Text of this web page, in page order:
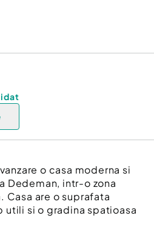
o casa moderna si
Dedeman, intr-o zona
Casa are o suprafata
utili si o gradina spatioasa